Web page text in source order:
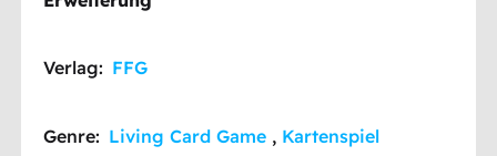
Verlag: FFG
Genre: Living Card Game , Kartenspiel